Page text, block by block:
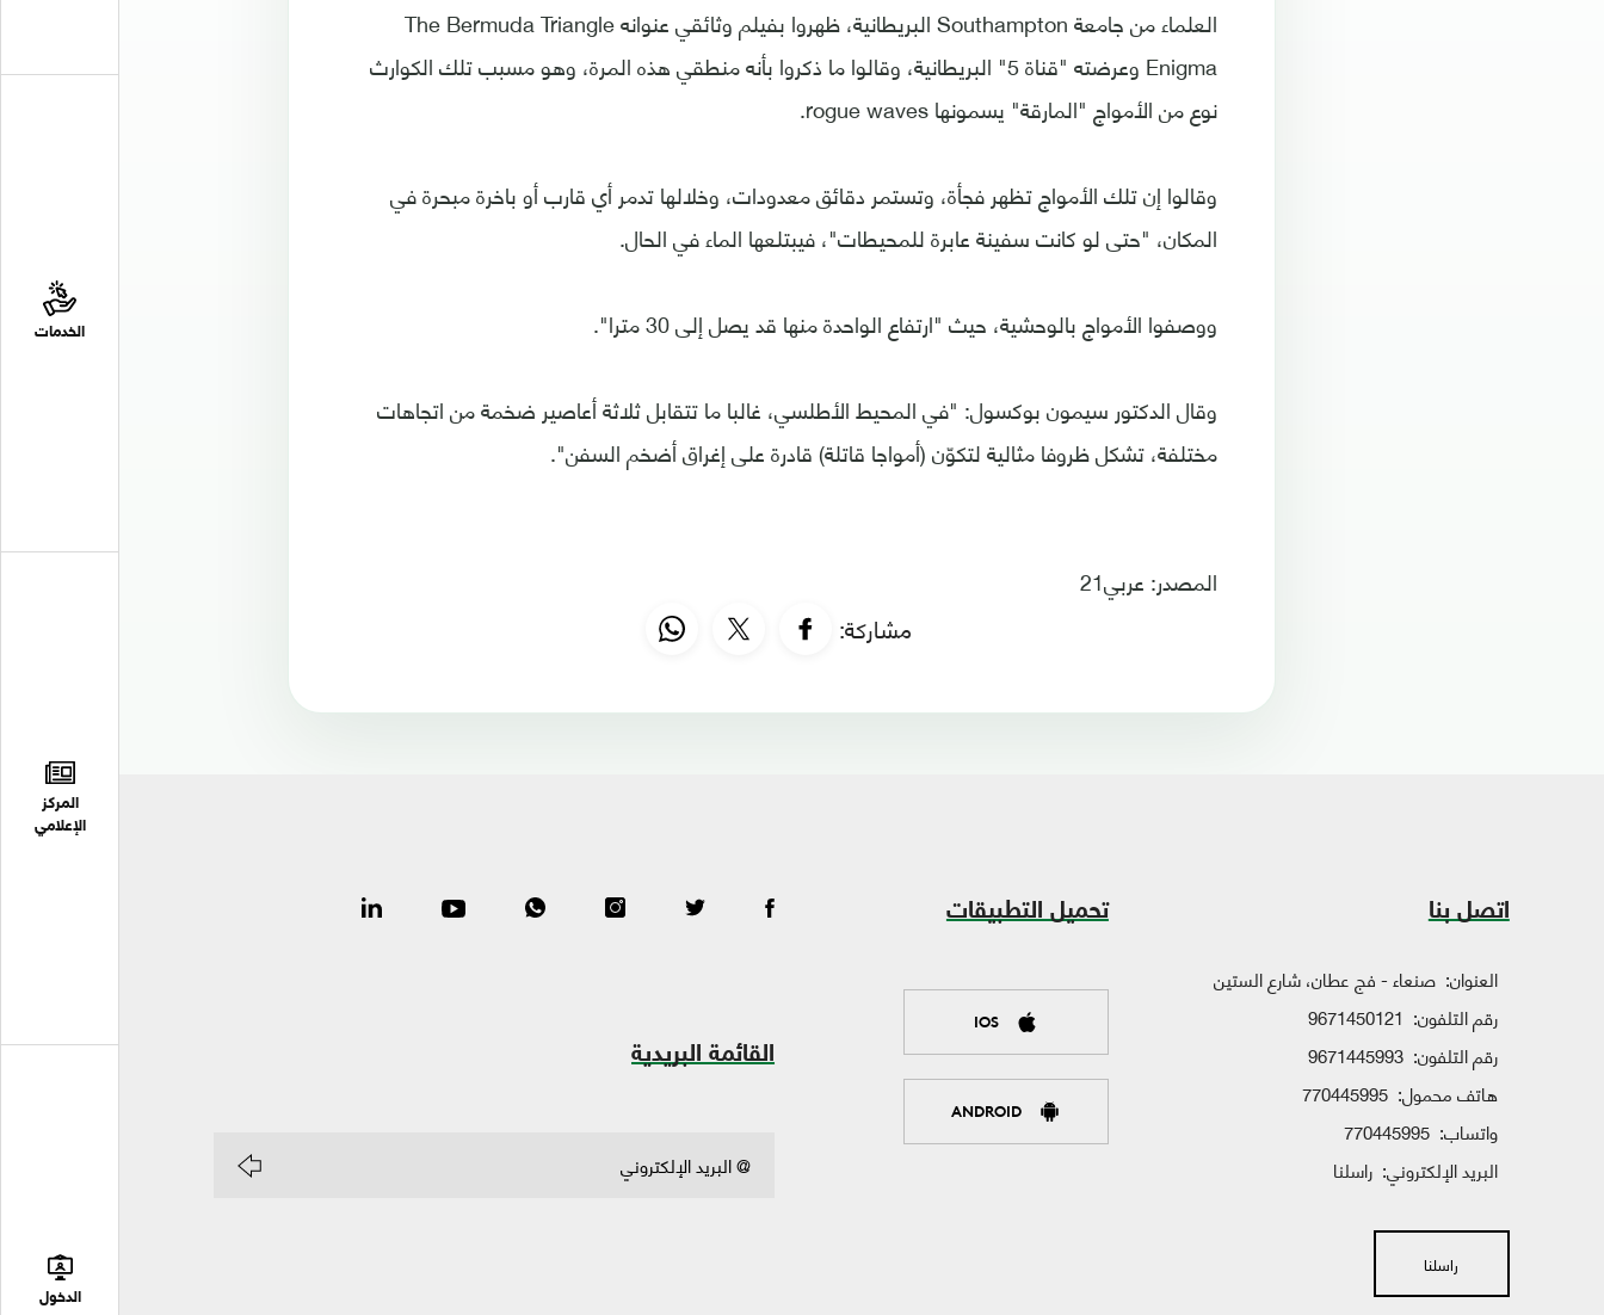
الخدمات
المركز
الإعلامي
الدخول
العلماء من جامعة Southampton البريطانية، ظهروا بفيلم وثائقي عنوانه The Bermuda Triangle
Enigma وعرضته "قناة 5" البريطانية، وقالوا ما ذكروا بأنه منطقي هذه المرة، وهو مسبب تلك الكوارث
نوع من الأمواج "المارقة" يسمونها rogue waves.
وقالوا إن تلك الأمواج تظهر فجأة، وتستمر دقائق معدودات، وخلالها تدمر أي قارب أو باخرة مبحرة في
المكان، "حتى لو كانت سفينة عابرة للمحيطات"، فيبتلعها الماء في الحال.
ووصفوا الأمواج بالوحشية، حيث "ارتفاع الواحدة منها قد يصل إلى 30 مترا".
وقال الدكتور سيمون بوكسول: "في المحيط الأطلسي، غالبا ما تتقابل ثلاثة أعاصير ضخمة من اتجاهات
مختلفة، تشكل ظروفا مثالية لتكوّن (أمواجا قاتلة) قادرة على إغراق أضخم السفن".
المصدر: عربي21
مشاركة:
اتصل بنا
العنوان: صنعاء - فج عطان، شارع الستين
رقم التلفون: 9671450121
رقم التلفون: 9671445993
هاتف محمول: 770445995
واتساب: 770445995
البريد الإلكتروني: راسلنا
راسلنا
تحميل التطبيقات
IOS
ANDROID
القائمة البريدية